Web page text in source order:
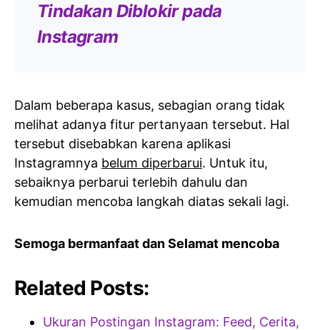
Tindakan Diblokir pada
Instagram
Dalam beberapa kasus, sebagian orang tidak
melihat adanya fitur pertanyaan tersebut. Hal
tersebut disebabkan karena aplikasi
Instagramnya belum diperbarui. Untuk itu,
sebaiknya perbarui terlebih dahulu dan
kemudian mencoba langkah diatas sekali lagi.
Semoga bermanfaat dan Selamat mencoba
Related Posts:
Ukuran Postingan Instagram: Feed, Cerita,